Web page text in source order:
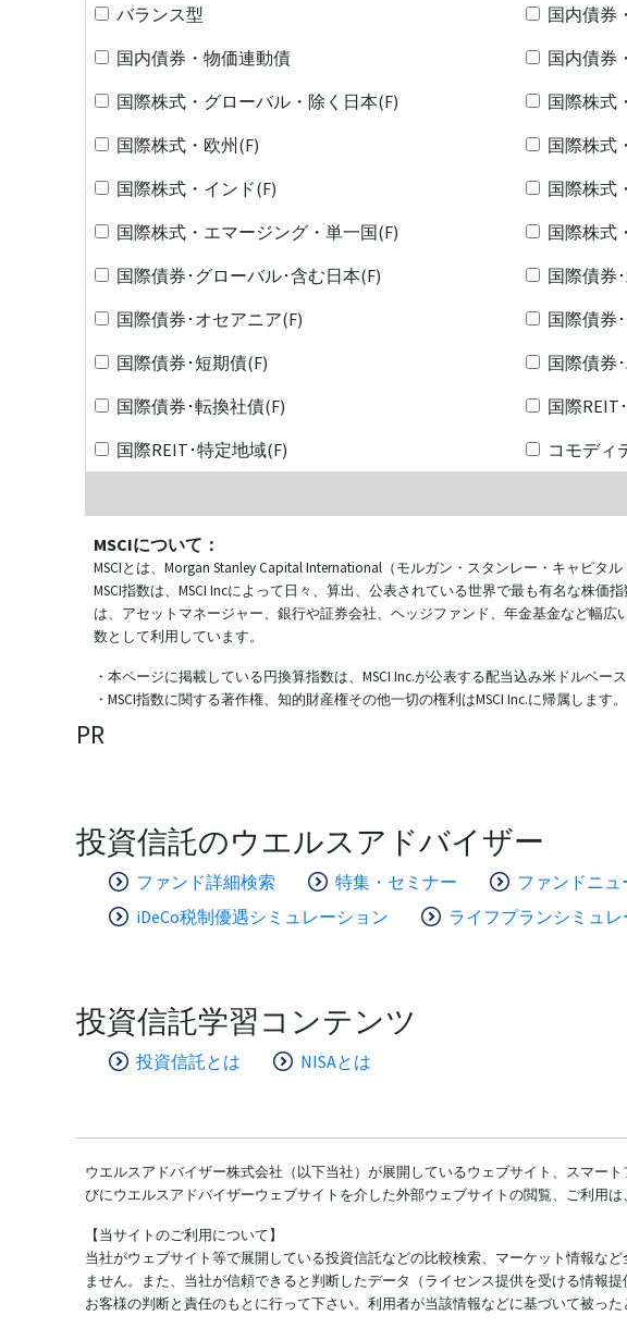
バランス型
国内債券
国内債券・物価連動債
国内債券
国際株式・グローバル・除く日本(F)
国際株式
国際株式・欧州(F)
国際株式
国際株式・インド(F)
国際株式
国際株式・エマージング・単一国(F)
国際株式
国際債券･グローバル･含む日本(F)
国際債券
国際債券･オセアニア(F)
国際債券
国際債券･短期債(F)
国際債券
国際債券･転換社債(F)
国際REIT
国際REIT･特定地域(F)
コモディ
MSCIについて：
MSCIとは、Morgan Stanley Capital International（モルガン・スタンレー・キャピタ
MSCI指数は、MSCI Incによって日々、算出、公表されている世界で最も有名な株
は、アセットマネージャー、銀行や証券会社、ヘッジファンド、年金基金など幅
数として利用しています。
・本ページに掲載している円換算指数は、MSCI Inc.が公表する配当込み米ドルベー
・MSCI指数に関する著作権、知的財産権その他一切の権利はMSCI Inc.に帰属します。
PR
投資信託のウエルスアドバイザー
ファンド詳細検索 特集・セミナー ファンドニュ
iDeCo税制優遇シミュレーション
ライフプランシミュ
投資信託学習コンテンツ
投資信託とは NISAとは
ウエルスアドバイザー株式会社（以下当社）が展開しているウェブサイト、スマー
びにウエルスアドバイザーウェブサイトを介した外部ウェブサイトの閲覧、ご利用
【当サイトのご利用について】
当社がウェブサイト等で展開している投資信託などの比較検索、マーケット情報な
ません。また、当社が信頼できると判断したデータ（ライセンス提供を受ける情報
お客様の判断と責任のもとに行って下さい。利用者が当該情報などに基づいて被っ